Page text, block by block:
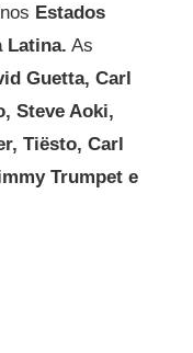
Estados
Latina. As
Guetta, Carl
Steve Aoki,
Tiësto, Carl
Trumpet e